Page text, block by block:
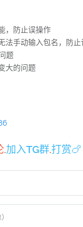
，防止误操作
法手动输入包名，防止
题
大的问题
.加入TG群.打赏🍗